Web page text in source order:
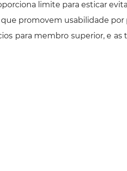
limite para esticar
promovem usabilidade por
para membro superior, e